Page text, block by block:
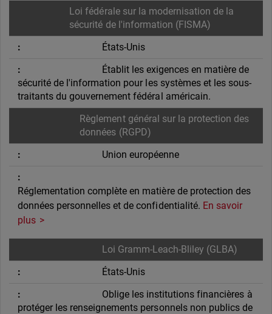
Loi fédérale sur la modernisation de la
sécurité de l'information (FISMA)
États-Unis
Établit les exigences en matière de
sécurité de l'information pour les systèmes et les sous-
traitants du gouvernement fédéral américain.
Règlement général sur la protection des
données (RGPD)
Union européenne
Réglementation complète en matière de protection des
données personnelles et de confidentialité. En savoir
plus
Loi Gramm-Leach-Bliley (GLBA)
États-Unis
Oblige les institutions financières à
protéger les renseignements personnels non publics de